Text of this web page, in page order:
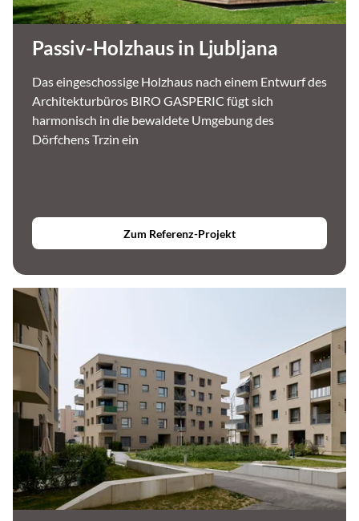
Passiv-Holzhaus in Ljubljana
Das eingeschossige Holzhaus nach einem Entwurf des
Architekturbüros BIRO GASPERIC fügt sich
harmonisch in die bewaldete Umgebung des
Dörfchens Trzin ein
Zum Referenz-Projekt